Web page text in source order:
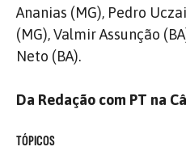
Ananias (MG), Pedro
(MG), Valmir Assunção
Neto (BA).
Da Redação com PT na
TÓPICOS